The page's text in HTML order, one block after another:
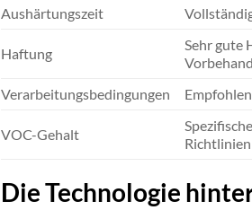
Aushärtungszeit
Haftung
Sehr gute
Verarbeitungsbedingungen
VOC-Gehalt
Die Technologie